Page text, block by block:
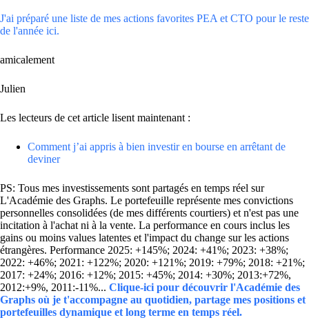
J'ai préparé une liste de mes actions favorites PEA et CTO pour le reste
de l'année ici.
amicalement
Julien
Les lecteurs de cet article lisent maintenant :
Comment j’ai appris à bien investir en bourse en arrêtant de
deviner
PS: Tous mes investissements sont partagés en temps réel sur
L'Académie des Graphs. Le portefeuille représente mes convictions
personnelles consolidées (de mes différents courtiers) et n'est pas une
incitation à l'achat ni à la vente. La performance en cours inclus les
gains ou moins values latentes et l'impact du change sur les actions
étrangères. Performance 2025: +145%; 2024: +41%; 2023: +38%;
2022: +46%; 2021: +122%; 2020: +121%; 2019: +79%; 2018: +21%;
2017: +24%; 2016: +12%; 2015: +45%; 2014: +30%; 2013:+72%,
2012:+9%, 2011:-11%... Clique-ici pour découvrir l'Académie des
Graphs où je t'accompagne au quotidien, partage mes positions et
portefeuilles dynamique et long terme en temps réel.